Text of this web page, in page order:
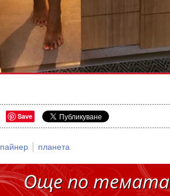
Save
пайнер | планета
Още по темата